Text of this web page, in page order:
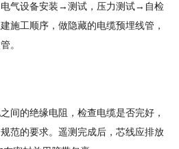
气设备安装→测试，压力测试→自检
施工顺序，做隐藏的电缆预埋线管，
。
间的绝缘电阻，检查电缆是否完好，
范的要求。遥测完成后，芯线应排放